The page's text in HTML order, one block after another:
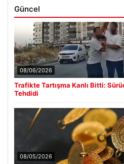
Güncel
08/06/2026
Trafikte Tartışma Kanlı Bitti:
Tehdidi
08/05/2026